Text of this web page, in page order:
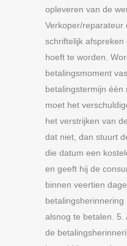
opleveren van de
Verkoper/reparateur
schriftelijk
hoeft te worden.
betalingsmoment
betalingstermijn
moet het
het verstrijken van
dat niet, dan stuurt
die datum een
en geeft hij de
binnen veertien
alsnog te betalen. 5.
de